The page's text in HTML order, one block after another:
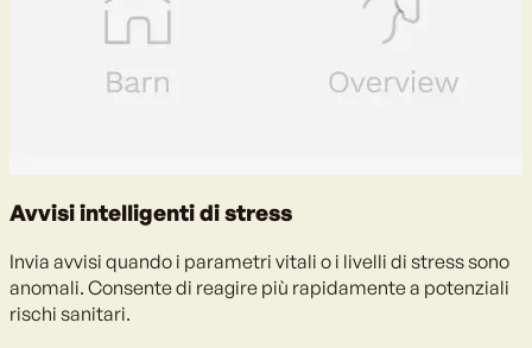
Avvisi intelligenti di stress
Invia avvisi quando i parametri vitali o i livelli di stress sono
anomali. Consente di reagire più rapidamente a potenziali
rischi sanitari.